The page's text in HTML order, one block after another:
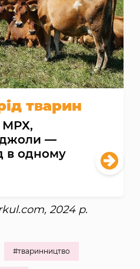
тварин
МРХ,
—
в одному
2024 р.
#тваринництво